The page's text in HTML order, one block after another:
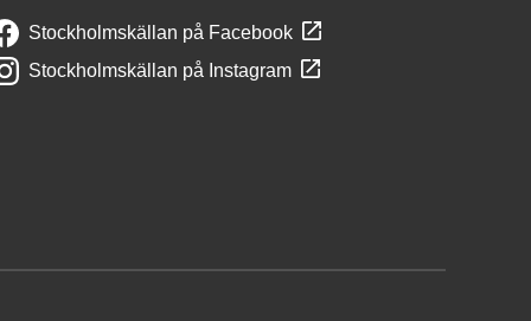
Stockholmskällan på Facebook
Stockholmskällan på Instagram